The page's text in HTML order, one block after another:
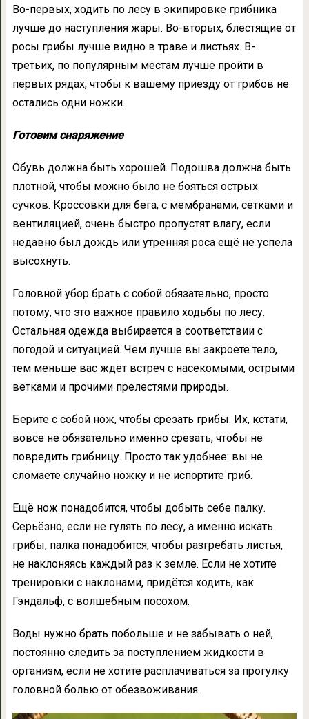
Во-первых, ходить по лесу в экипировке грибника
лучше до наступления жары. Во-вторых, блестящие от
росы грибы лучше видно в траве и листьях. В-
третьих, по популярным местам лучше пройти в
первых рядах, чтобы к вашему приезду от грибов не
остались одни ножки.
Готовим снаряжение
Обувь должна быть хорошей. Подошва должна быть
плотной, чтобы можно было не бояться острых
сучков. Кроссовки для бега, с мембранами, сетками и
вентиляцией, очень быстро пропустят влагу, если
недавно был дождь или утренняя роса ещё не успела
высохнуть.
Головной убор брать с собой обязательно, просто
потому, что это важное правило ходьбы по лесу.
Остальная одежда выбирается в соответствии с
погодой и ситуацией. Чем лучше вы закроете тело,
тем меньше вас ждёт встреч с насекомыми, острыми
ветками и прочими прелестями природы.
Берите с собой нож, чтобы срезать грибы. Их, кстати,
вовсе не обязательно именно срезать, чтобы не
повредить грибницу. Просто так удобнее: вы не
сломаете случайно ножку и не испортите гриб.
Ещё нож понадобится, чтобы добыть себе палку.
Серьёзно, если не гулять по лесу, а именно искать
грибы, палка понадобится, чтобы разгребать листья,
не наклоняясь каждый раз к земле. Если не хотите
тренировки с наклонами, придётся ходить, как
Гэндальф, с волшебным посохом.
Воды нужно брать побольше и не забывать о ней,
постоянно следить за поступлением жидкости в
организм, если не хотите расплачиваться за прогулку
головной болью от обезвоживания.